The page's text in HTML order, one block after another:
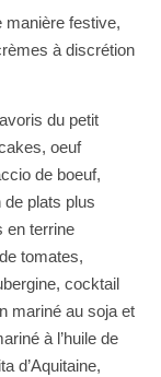
manière festive,
à discrétion
du petit
oeuf
de boeuf,
de plats plus
en terrine
tomates,
cocktail
mariné au soja et
à l’huile de
d’Aquitaine,